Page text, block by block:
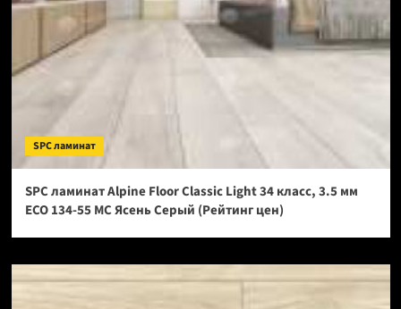
SPC ламинат
SPC ламинат Alpine Floor Classic Light 34 класс, 3.5 мм
ECO 134-55 МС Ясень Серый (Рейтинг цен)